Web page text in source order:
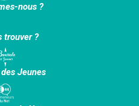
nous ?
trouver ?
Jeunes